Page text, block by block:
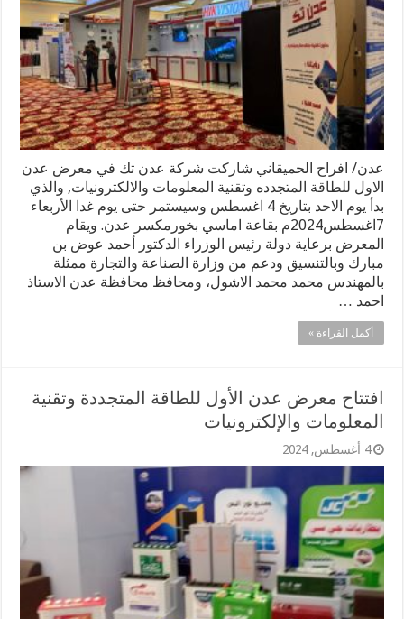
عدن/ افراح الحميقاني شاركت شركة عدن تك في معرض عدن
الاول للطاقة المتجدده وتقنية المعلومات والالكترونيات, والذي
بدأ يوم الاحد بتاريخ 4 اغسطس وسيستمر حتى يوم غدا الأربعاء
7اغسطس2024م بقاعة اماسي بخورمكسر عدن. ويقام
المعرض برعاية دولة رئيس الوزراء الدكتور أحمد عوض بن
مبارك وبالتنسيق ودعم من وزارة الصناعة والتجارة ممثلة
بالمهندس محمد محمد الاشول، ومحافظ محافظة عدن الاستاذ
احمد …
أكمل القراءة »
افتتاح معرض عدن الأول للطاقة المتجددة وتقنية
المعلومات والإلكترونيات
4 أغسطس, 2024